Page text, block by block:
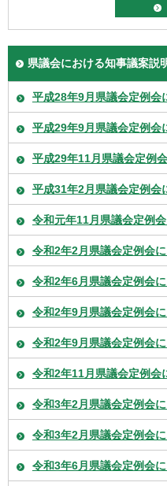
県議会における知事議案説
平成28年9月県議会定例会
平成29年9月県議会定例会
平成29年11月県議会定例
平成31年2月県議会定例会
令和元年11月県議会定例
令和2年2月県議会定例会
令和2年6月県議会定例会
令和2年9月県議会定例会
令和2年9月県議会定例会
令和2年11月県議会定例会
令和3年2月県議会定例会
令和3年2月県議会定例会
令和3年6月県議会定例会